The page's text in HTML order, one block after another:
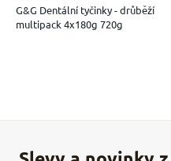
G&G Dentální tyčinky - drůběží
multipack 4x180g 720g